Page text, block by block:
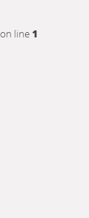
on line 1